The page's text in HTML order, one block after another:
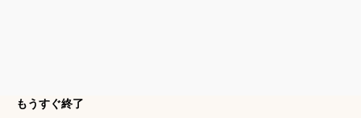
もうすぐ終了